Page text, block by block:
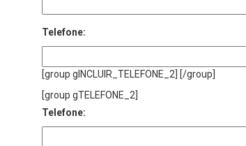
Telefone:
[group gINCLUIR_TELEFONE_2]
[/group]
[group gTELEFONE_2]
Telefone: